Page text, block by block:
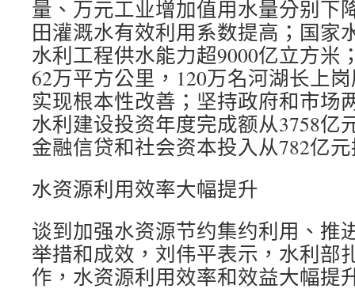
量、万元工业增加值用水量分别下
田灌溉水有效利用系数提高；国家
水利工程供水能力超9000亿立方米
62万平方公里，120万名河湖长上
实现根本性改善；坚持政府和市场
水利建设投资年度完成额从3758亿
金融信贷和社会资本投入从782亿
水资源利用效率大幅提升
谈到加强水资源节约集约利用、推
举措和成效，刘伟平表示，水利部
作，水资源利用效率和效益大幅提